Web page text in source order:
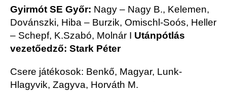
Gyirmót SE Győr: Nagy – Nagy B., Kelemen,
Dovánszki, Hiba – Burzik, Omischl-Soós, Heller
– Schepf, K.Szabó, Molnár I Utánpótlás
vezetőedző: Stark Péter
Csere játékosok: Benkő, Magyar, Lunk-
Hlagyvik, Zagyva, Horváth M.